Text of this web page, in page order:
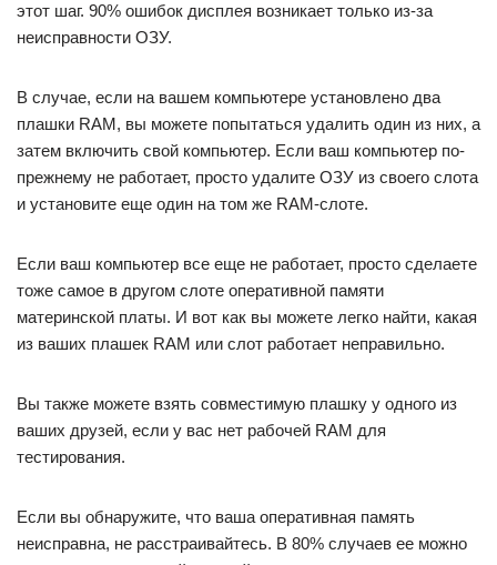
этот шаг. 90% ошибок дисплея возникает только из-за
неисправности ОЗУ.
В случае, если на вашем компьютере установлено два
плашки RAM, вы можете попытаться удалить один из них, а
затем включить свой компьютер. Если ваш компьютер по-
прежнему не работает, просто удалите ОЗУ из своего слота
и установите еще один на том же RAM-слоте.
Если ваш компьютер все еще не работает, просто сделаете
тоже самое в другом слоте оперативной памяти
материнской платы. И вот как вы можете легко найти, какая
из ваших плашек RAM или слот работает неправильно.
Вы также можете взять совместимую плашку у одного из
ваших друзей, если у вас нет рабочей RAM для
тестирования.
Если вы обнаружите, что ваша оперативная память
неисправна, не расстраивайтесь. В 80% случаев ее можно